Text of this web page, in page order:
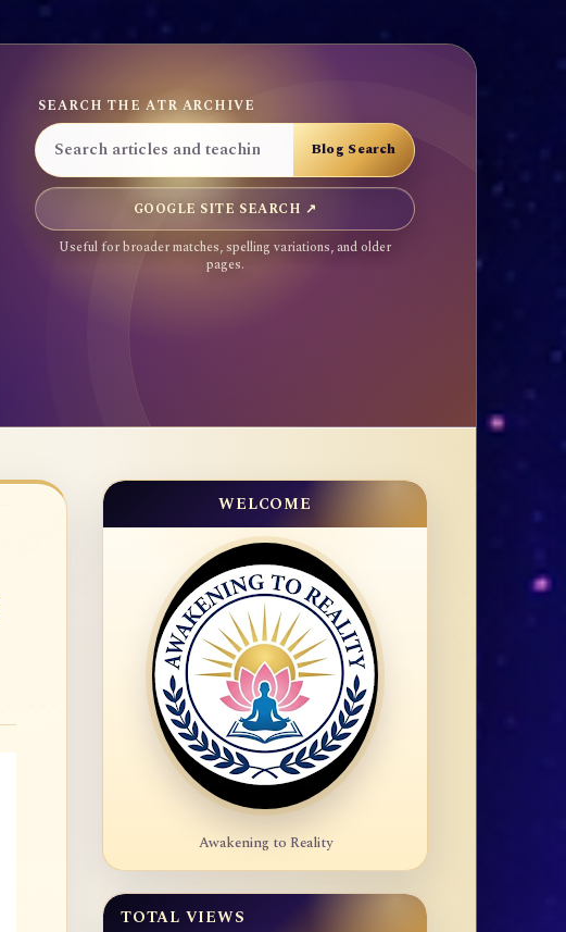
SEARCH THE ATR ARCHIVE
GOOGLE SITE SEARCH ↗
Useful for broader matches, spelling variations, and older
pages.
WELCOME
Awakening to Reality
TOTAL VIEWS